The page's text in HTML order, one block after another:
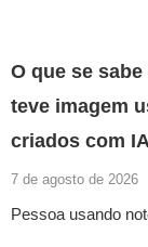
O que se
teve imagem
criados com
7 de agosto de 2026
Pessoa usando